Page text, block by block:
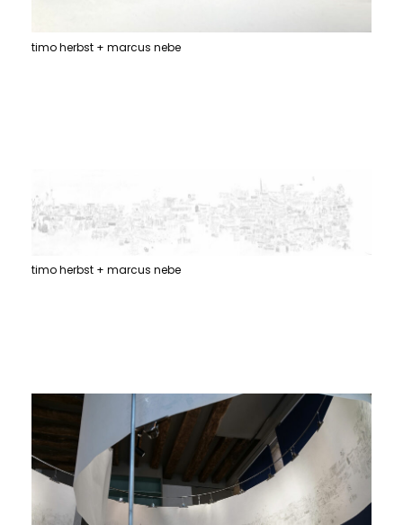
timo herbst + marcus nebe
timo herbst + marcus nebe